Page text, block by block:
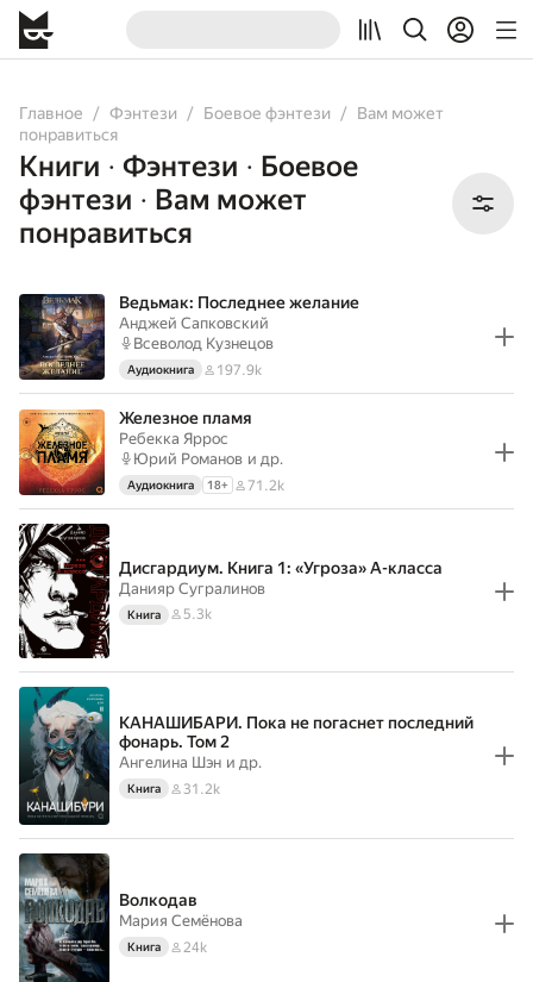
Главное Фэнтези Боевое фэнтези
Вам может
понравиться
AllAudiobooksBooks Comicbooks
Книги • Фэнтези •
Боевое
фэнтези
•
Вам может
понравиться
Ведьмак: Последнее желание
Анджей Сапковский
Всеволод Кузнецов
Аудиокнига 197.9k
Железное пламя
Ребекка Яррос
Юрий Романов и др.
Аудиокнига 18+ 71.2k
Дисгардиум. Книга 1: «Угроза» А-класса
Данияр Сугралинов
Книга 5.3k
КАНАШИБАРИ. Пока не погаснет последний
фонарь. Том 2
Ангелина Шэн и др.
Книга 31.2k
Волкодав
Мария Семёнова
Книга 24k